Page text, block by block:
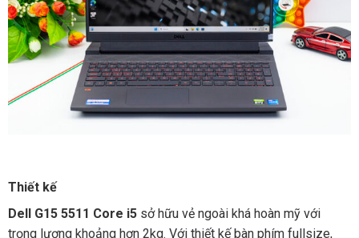
Thiết kế
Dell G15 5511 Core i5sở hữu vẻ ngoài khá hoàn mỹ với
trọng lượng khoảng hơn 2kg. Với thiết kế bàn phím fullsize,